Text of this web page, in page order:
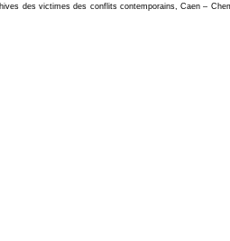
des victimes des conflits contemporains, Caen –